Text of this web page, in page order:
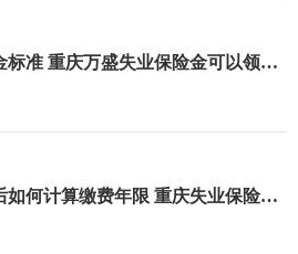
2022重庆万盛失业保险金标准 重庆万盛失业保险金可以领多久
重庆失业保险中断缴费后如何计算缴费年限 重庆失业保险金领取条件